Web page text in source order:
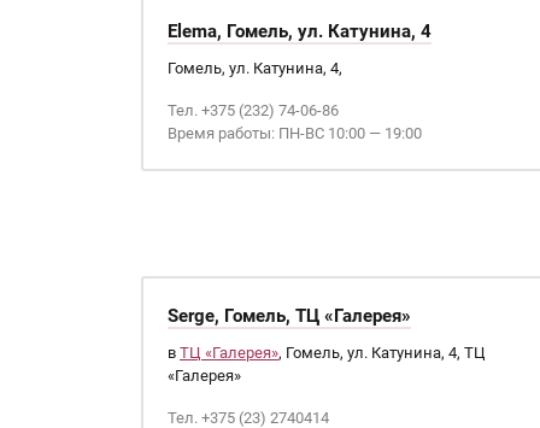
Elema, Гомель, ул. Катунина, 4
Гомель, ул. Катунина, 4,
Тел. +375 (232) 74-06-86
Время работы: ПН-ВС 10:00 — 19:00
Serge, Гомель, ТЦ «Галерея»
в ТЦ «Галерея», Гомель, ул. Катунина, 4, ТЦ
«Галерея»
Тел. +375 (23) 2740414